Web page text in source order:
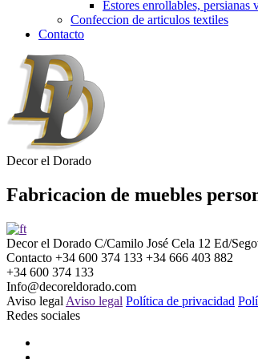
Estores enrollables, persianas
Confeccion de articulos textiles
Contacto
Decor el Dorado
Fabricacion de muebles
Decor el Dorado C/Camilo José Cela 12 Ed/
Contacto +34 600 374 133 +34 666 403 882
+34 600 374 133
Info@decoreldorado.com
Aviso legal Aviso legal Política de privacidad
Redes sociales